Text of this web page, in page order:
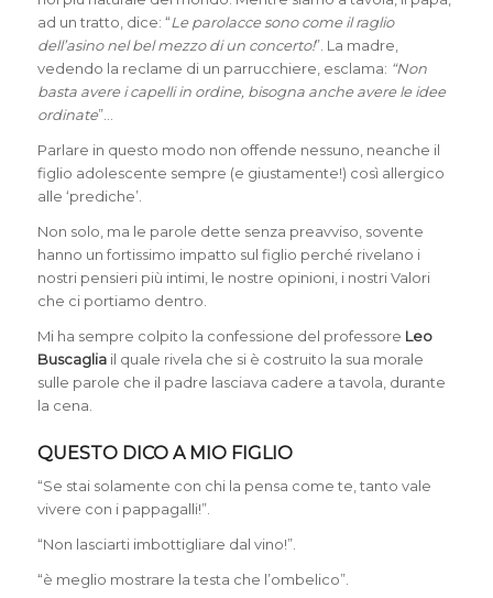
ad un tratto, dice: “Le parolacce sono come il raglio
dell’asino nel bel mezzo di un concerto!”. La madre,
vedendo la reclame di un parrucchiere, esclama: “Non
basta avere i capelli in ordine, bisogna anche avere le idee
ordinate”…
Parlare in questo modo non offende nessuno, neanche il
figlio adolescente sempre (e giustamente!) così allergico
alle ‘prediche’.
Non solo, ma le parole dette senza preavviso, sovente
hanno un fortissimo impatto sul figlio perché rivelano i
nostri pensieri più intimi, le nostre opinioni, i nostri Valori
che ci portiamo dentro.
Mi ha sempre colpito la confessione del professore Leo
Buscaglia il quale rivela che si è costruito la sua morale
sulle parole che il padre lasciava cadere a tavola, durante
la cena.
QUESTO DICO A MIO FIGLIO
“Se stai solamente con chi la pensa come te, tanto vale
vivere con i pappagalli!”.
“Non lasciarti imbottigliare dal vino!”.
“è meglio mostrare la testa che l’ombelico”.